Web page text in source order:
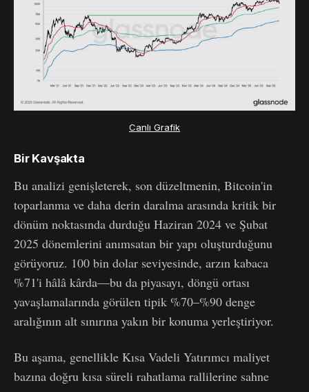
Canlı Grafik
Bir Kavşakta
Bu analizi genişleterek, son düzeltmenin, Bitcoin'in
toparlanma ve daha derin daralma arasında kritik bir
dönüm noktasında durduğu Haziran 2024 ve Şubat
2025 dönemlerini anımsatan bir yapı oluşturduğunu
görüyoruz. 100 bin dolar seviyesinde, arzın kabaca
%71'i hâlâ kârda—bu da piyasayı, döngü ortası
yavaşlamalarında görülen tipik %70–%90 denge
aralığının alt sınırına yakın bir konuma yerleştiriyor.
Bu aşama, genellikle Kısa Vadeli Yatırımcı maliyet
bazına doğru kısa süreli rahatlama rallilerine sahne